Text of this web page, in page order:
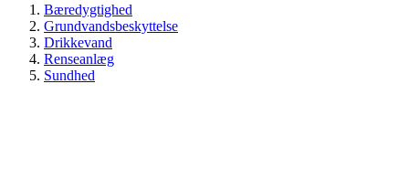
Bæredygtighed
Grundvandsbeskyttelse
Drikkevand
Renseanlæg
Sundhed